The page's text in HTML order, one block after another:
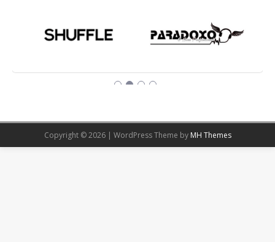
Copyright © 2026 | WordPress Theme by MH Themes